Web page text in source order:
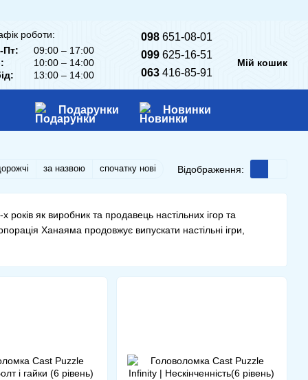
роботи:
Пт:
09:00 – 17:00
10:00 – 14:00
13:00 – 14:00
098 651-08-01
099 625-16-51
063 416-85-91
Мій кошик
Подарунки Новинки
за назвою спочатку нові Відображення:
як виробник та продавець настільних ігор та
Ханаяма продовжує випускати настільні ігри,